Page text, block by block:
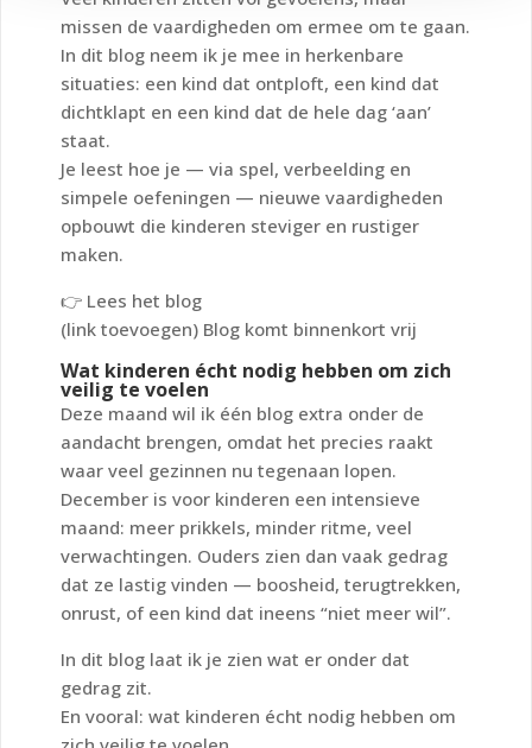
missen de vaardigheden om ermee om te gaan.
In dit blog neem ik je mee in herkenbare
situaties: een kind dat ontploft, een kind dat
dichtklapt en een kind dat de hele dag ‘aan’
staat.
Je leest hoe je — via spel, verbeelding en
simpele oefeningen — nieuwe vaardigheden
opbouwt die kinderen steviger en rustiger
maken.
👉 Lees het blog
(link toevoegen) Blog komt binnenkort vrij
Wat kinderen écht nodig hebben om zich
veilig te voelen
Deze maand wil ik één blog extra onder de
aandacht brengen, omdat het precies raakt
waar veel gezinnen nu tegenaan lopen.
December is voor kinderen een intensieve
maand: meer prikkels, minder ritme, veel
verwachtingen. Ouders zien dan vaak gedrag
dat ze lastig vinden — boosheid, terugtrekken,
onrust, of een kind dat ineens “niet meer wil”.
In dit blog laat ik je zien wat er onder dat
gedrag zit.
En vooral: wat kinderen écht nodig hebben om